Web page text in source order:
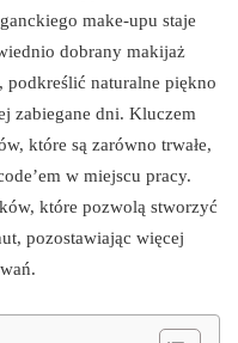
make-upu staje
dobrany makijaż
podkreślić naturalne piękno
zabiegane dni. Kluczem
które są zarówno trwałe,
w miejscu pracy.
które pozwolą stworzyć
pozostawiając więcej